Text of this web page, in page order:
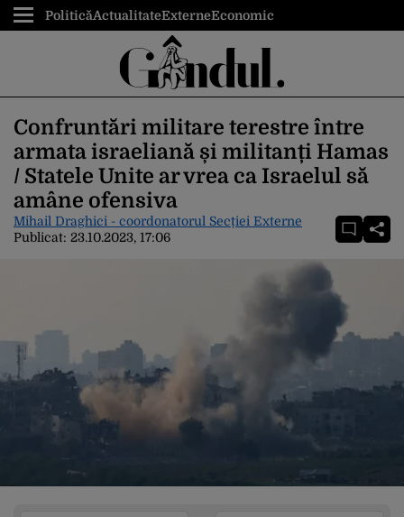
PoliticăActualitateExterneEconomic
Confruntări militare terestre între
armata israeliană și militanți Hamas
/ Statele Unite ar vrea ca Israelul să
amâne ofensiva
Mihail Draghici - coordonatorul Secției Externe
Publicat: 23.10.2023, 17:06